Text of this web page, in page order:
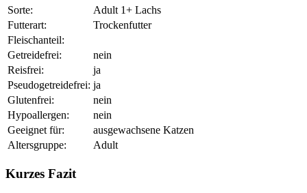
Sorte:
Adult 1+ Lachs
Futterart:
Trockenfutter
Fleischanteil:
Getreidefrei:
nein
Reisfrei:
ja
Pseudogetreidefrei: ja
Glutenfrei:
nein
Hypoallergen:
nein
Geeignet für:
ausgewachsene Katzen
Altersgruppe:
Adult
Kurzes Fazit